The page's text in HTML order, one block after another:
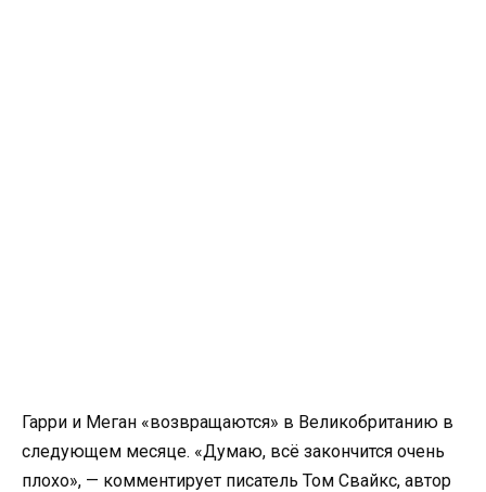
Гарри и Меган «возвращаются» в Великобританию в
следующем месяце. «Думаю, всё закончится очень
плохо», — комментирует писатель Том Свайкс, автор